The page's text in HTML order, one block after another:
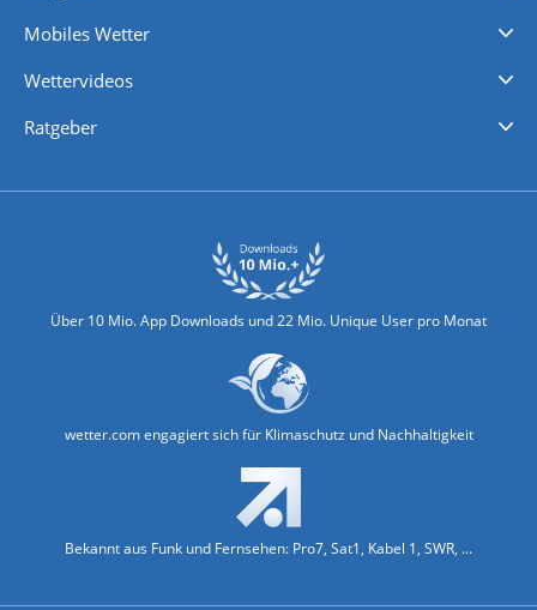
Mobiles Wetter
Wettervideos
Ratgeber
Über 10 Mio. App Downloads und 22 Mio. Unique User pro Monat
wetter.com engagiert sich für Klimaschutz und Nachhaltigkeit
Bekannt aus Funk und Fernsehen: Pro7, Sat1, Kabel 1, SWR, ...